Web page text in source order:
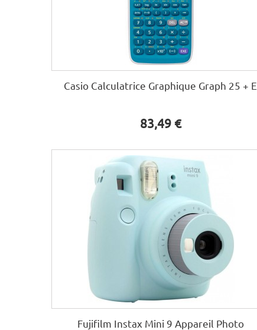
Casio Calculatrice Graphique Graph 25 + E
83,49 €
Fujifilm Instax Mini 9 Appareil Photo